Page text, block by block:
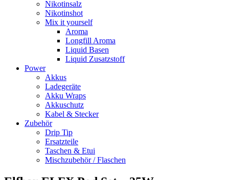
Nikotinsalz
Nikotinshot
Mix it yourself
Aroma
Longfill Aroma
Liquid Basen
Liquid Zusatzstoff
Power
Akkus
Ladegeräte
Akku Wraps
Akkuschutz
Kabel & Stecker
Zubehör
Drip Tip
Ersatzteile
Taschen & Etui
Mischzubehör / Flaschen